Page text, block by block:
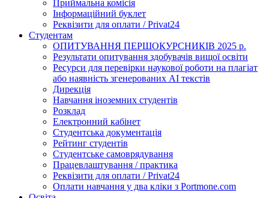
Приймальна комісія
Інформаційний буклет
Реквізити для оплати / Privat24
Студентам
ОПИТУВАННЯ ПЕРШОКУРСНИКІВ 2025 р.
Результати опитування здобувачів вищої освіти
Ресурси для перевірки наукової роботи на плагіат
або наявність згенерованих АІ текстів
Дирекція
Навчання іноземних студентів
Розклад
Електронний кабінет
Студентська документація
Рейтинг студентів
Студентське самоврядування
Працевлаштування / практика
Реквізити для оплати / Privat24
Оплати навчання у два кліки з Portmone.com